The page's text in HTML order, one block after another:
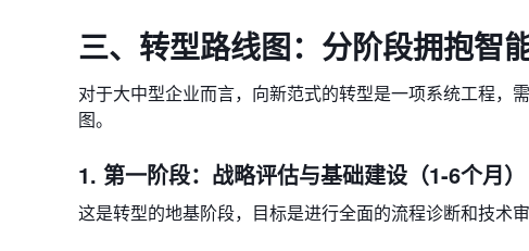
三、转型路线图：分阶段拥抱智
对于大中型企业而言，向新范式的转型是一项系统工程，
图。
1. 第一阶段：战略评估与基础建设（1-6个月）
这是转型的地基阶段，目标是进行全面的流程诊断和技术